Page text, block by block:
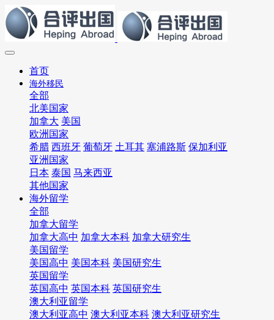
首页
海外移民
全部
北美国家
加拿大 美国
欧洲国家
希腊 西班牙 葡萄牙 土耳其 塞浦路斯 保加利亚
亚洲国家
日本 泰国 马来西亚
其他国家
海外留学
全部
加拿大留学
加拿大高中 加拿大本科 加拿大研究生
美国留学
美国高中 美国本科 美国研究生
英国留学
英国高中 英国本科 英国研究生
澳大利亚留学
澳大利亚高中 澳大利亚本科 澳大利亚研究生